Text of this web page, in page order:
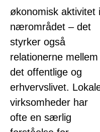
økonomisk aktivitet i
nærområdet – det
styrker også
relationerne mellem
det offentlige og
erhvervslivet.
virksomheder har
ofte en særlig